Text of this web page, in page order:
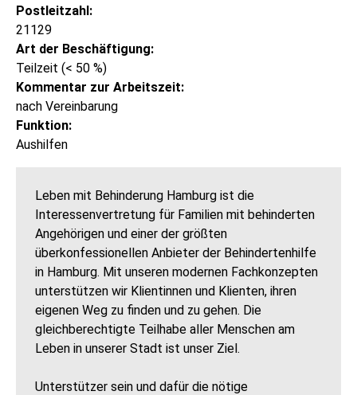
Postleitzahl:
21129
Art der Beschäftigung:
Teilzeit (< 50 %)
Kommentar zur Arbeitszeit:
nach Vereinbarung
Funktion:
Aushilfen
Leben mit Behinderung Hamburg ist die
Interessenvertretung für Familien mit behinderten
Angehörigen und einer der größten
überkonfessionellen Anbieter der Behindertenhilfe
in Hamburg. Mit unseren modernen Fachkonzepten
unterstützen wir Klientinnen und Klienten, ihren
eigenen Weg zu finden und zu gehen. Die
gleichberechtigte Teilhabe aller Menschen am
Leben in unserer Stadt ist unser Ziel.
Unterstützer sein und dafür die nötige